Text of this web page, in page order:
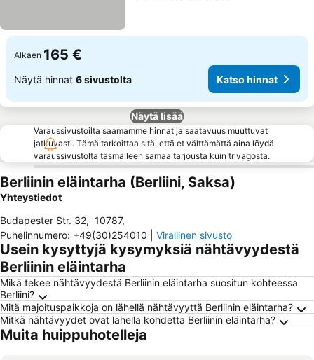
Alkaen 165 €
Näytä hinnat 6 sivustolta Katso hinnat
Näytä lisää
Varaussivustoilta saamamme hinnat ja saatavuus muuttuvat
jatkuvasti. Tämä tarkoittaa sitä, että et välttämättä aina löydä
varaussivustolta täsmälleen samaa tarjousta kuin trivagosta.
Berliinin eläintarha (Berliini, Saksa)
Yhteystiedot
Budapester Str. 32, 10787,
Puhelinnumero: +49(30)254010 Virallinen sivusto
Usein kysyttyjä kysymyksiä nähtävyydestä
Berliinin eläintarha
Mikä tekee nähtävyydestä Berliinin eläintarha suositun kohteessa
Berliini?
Mitä majoituspaikkoja on lähellä nähtävyyttä Berliinin eläintarha?
Mitkä nähtävyydet ovat lähellä kohdetta Berliinin eläintarha?
Muita huippuhotelleja